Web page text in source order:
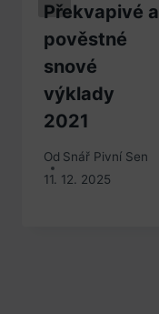
Překvapivé a
pověstné
snové
výklady
2021
Od Snář Pivní Sen
11. 12. 2025